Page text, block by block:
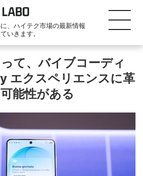
、ハイテク市場の最新情報
いきます。
て、バイブコーディ
エクスペリエンスに革
能性がある